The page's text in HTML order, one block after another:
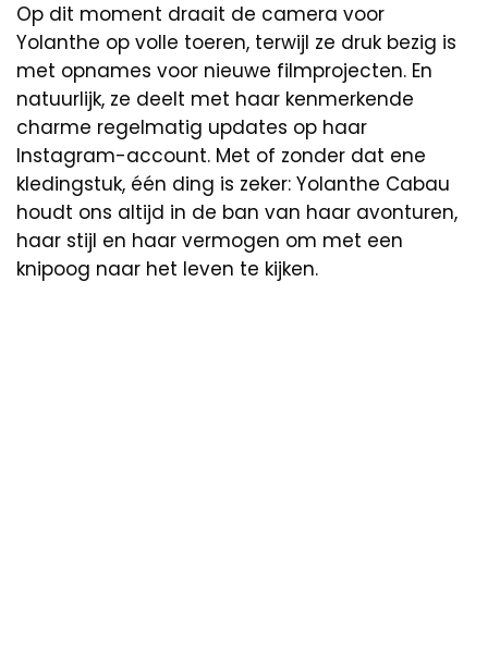
Op dit moment draait de camera voor
Yolanthe op volle toeren, terwijl ze druk bezig is
met opnames voor nieuwe filmprojecten. En
natuurlijk, ze deelt met haar kenmerkende
charme regelmatig updates op haar
Instagram-account. Met of zonder dat ene
kledingstuk, één ding is zeker: Yolanthe Cabau
houdt ons altijd in de ban van haar avonturen,
haar stijl en haar vermogen om met een
knipoog naar het leven te kijken.